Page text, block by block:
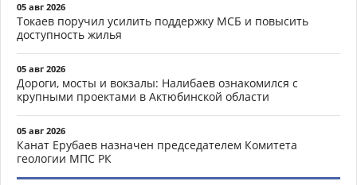
05 авг 2026
Токаев поручил усилить поддержку МСБ и повысить
доступность жилья
05 авг 2026
Дороги, мосты и вокзалы: Налибаев ознакомился с
крупными проектами в Актюбинской области
05 авг 2026
Канат Ерубаев назначен председателем Комитета
геологии МПС РК